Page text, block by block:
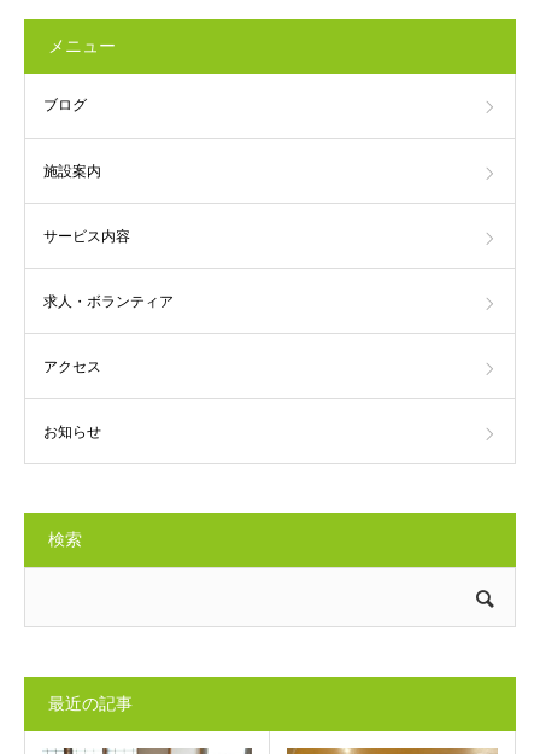
メニュー
ブログ
施設案内
サービス内容
求人・ボランティア
アクセス
お知らせ
検索
最近の記事